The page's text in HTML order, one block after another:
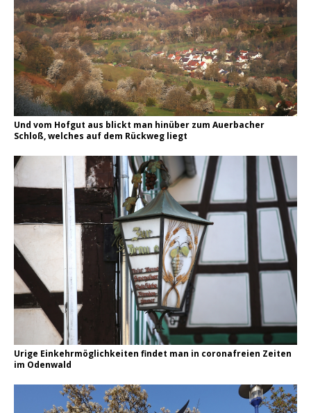
Und vom Hofgut aus blickt man hinüber zum Auerbacher
Schloß, welches auf dem Rückweg liegt
Urige Einkehrmöglichkeiten findet man in coronafreien Zeiten
im Odenwald